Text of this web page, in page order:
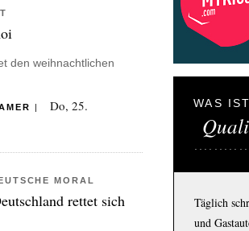
den weihnachtlichen
|
Do, 25.
MORAL
rettet sich
WAS
Täglich
und